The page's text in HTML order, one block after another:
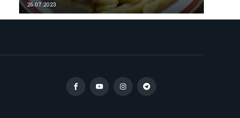
26.07.2023